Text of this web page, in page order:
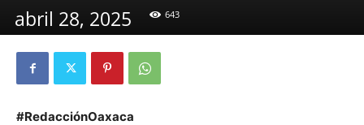
abril 28, 2025 643
#RedacciónOaxaca